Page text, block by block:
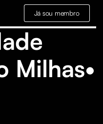
Já sou membro
Milhas•